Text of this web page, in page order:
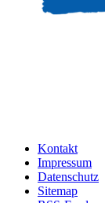
Kontakt
Impressum
Datenschutz
Sitemap